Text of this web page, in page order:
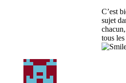
C’est
sujet
chacun,
tous